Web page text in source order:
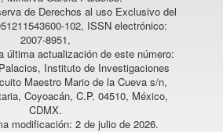
de Derechos al uso Exclusivo del
102, ISSN electrónico:
2007-8951,
última actualización de este número:
Instituto de Investigaciones
Maestro Mario de la Cueva s/n,
Coyoacán, C.P. 04510, México,
CDMX.
modificación: 2 de julio de 2026.